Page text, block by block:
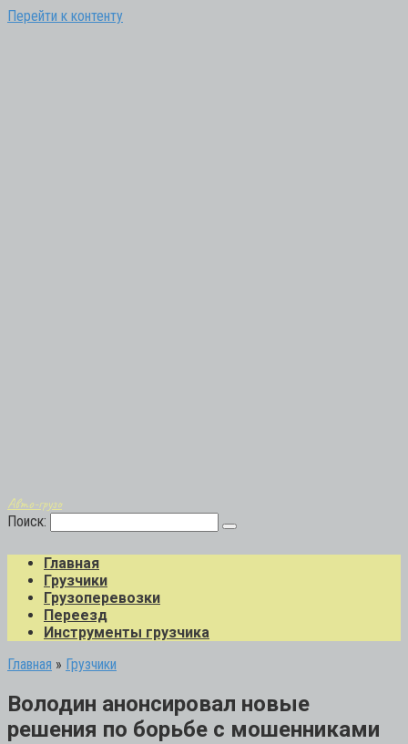
Перейти к контенту
Авто-грузо
Поиск:
Главная
Грузчики
Грузоперевозки
Переезд
Инструменты грузчика
Главная » Грузчики
Володин анонсировал новые
решения по борьбе с мошенниками